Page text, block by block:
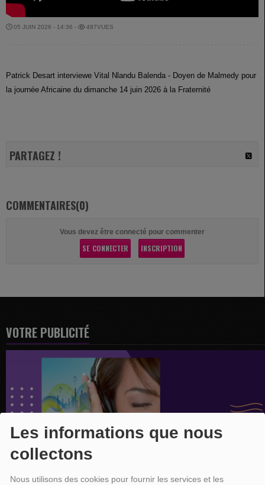
Les informations que nous
collectons
Nous utilisons des cookies pour fournir les services et les
05 JUIN 2026 - 14:36 - 487VUES
Patrick Desart interviewe Vital Nlandu Balenda - Doyen de Malmedy pour
la journée Africaine du dimanche 14 juin 2026 à la Fraternité
PARTAGEZ !
COMMENTAIRES(0)
Vous devez être connecté pour commenter
SE CONNECTER INSCRIPTION
VOTRE PUBLICITÉ